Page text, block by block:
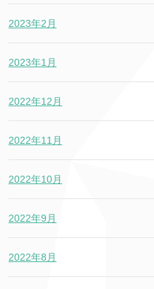
2023年2月
2023年1月
2022年12月
2022年11月
2022年10月
2022年9月
2022年8月